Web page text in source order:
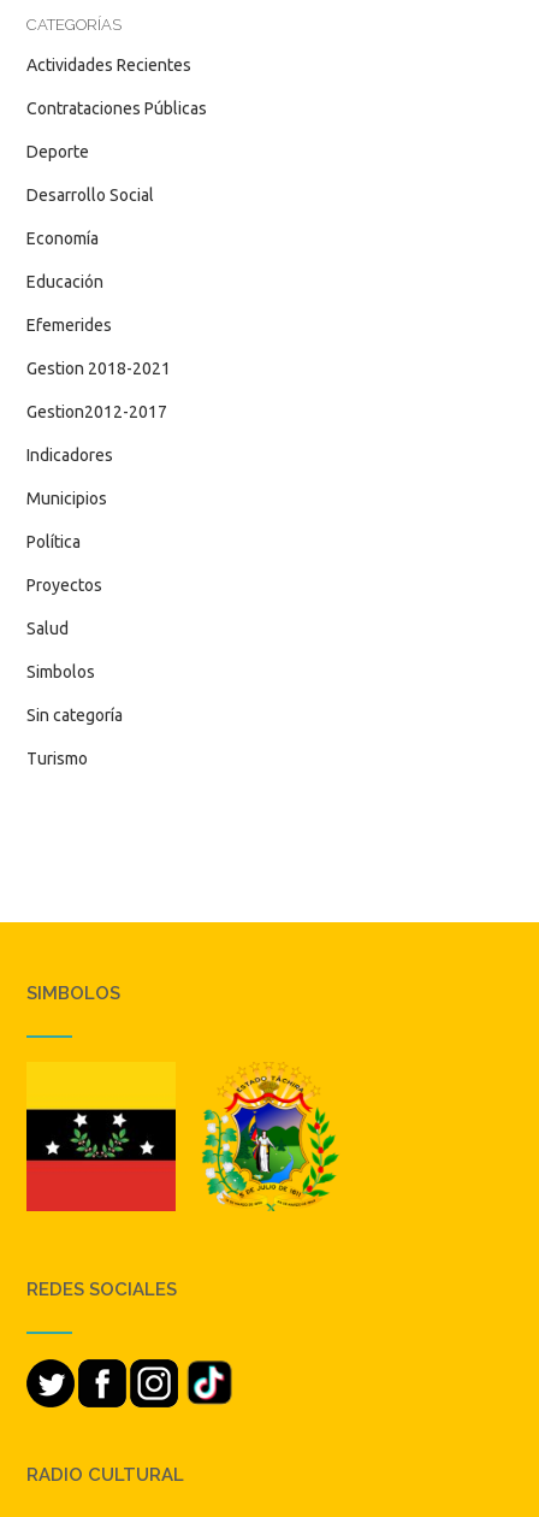
CATEGORÍAS
Actividades Recientes
Contrataciones Públicas
Deporte
Desarrollo Social
Economía
Educación
Efemerides
Gestion 2018-2021
Gestion2012-2017
Indicadores
Municipios
Política
Proyectos
Salud
Simbolos
Sin categoría
Turismo
SIMBOLOS
REDES SOCIALES
RADIO CULTURAL